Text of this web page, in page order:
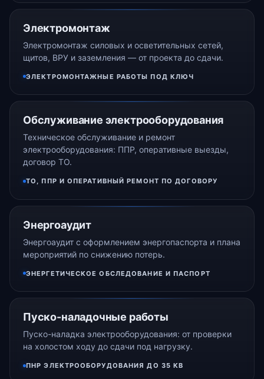
Электромонтаж
Электромонтаж силовых и осветительных сетей,
щитов, ВРУ и заземления — от проекта до сдачи.
ЭЛЕКТРОМОНТАЖНЫЕ РАБОТЫ ПОД КЛЮЧ
Обслуживание электрооборудования
Техническое обслуживание и ремонт
электрооборудования: ППР, оперативные выезды,
договор ТО.
ТО, ППР И ОПЕРАТИВНЫЙ РЕМОНТ ПО ДОГОВОРУ
Энергоаудит
Энергоаудит с оформлением энергопаспорта и плана
мероприятий по снижению потерь.
ЭНЕРГЕТИЧЕСКОЕ ОБСЛЕДОВАНИЕ И ПАСПОРТ
Пуско-наладочные работы
Пуско-наладка электрооборудования: от проверки
на холостом ходу до сдачи под нагрузку.
ПНР ЭЛЕКТРООБОРУДОВАНИЯ ДО 35 КВ